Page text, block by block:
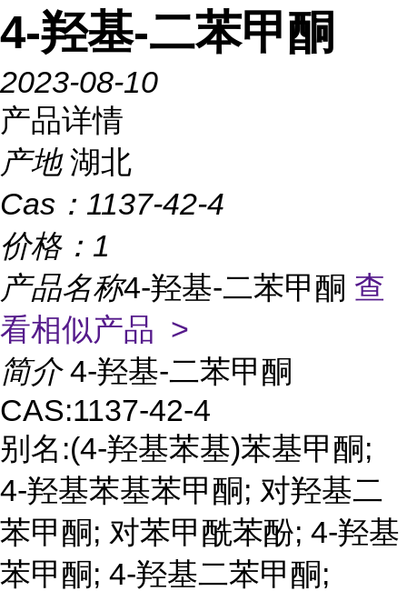
4-羟基-二苯甲酮
2023-08-10
产品详情
产地 湖北
Cas： 1137-42-4
价格： 1
产品名称4-羟基-二苯甲酮 查
看相似产品 >
简介 4-羟基-二苯甲酮
CAS:1137-42-4
别名:(4-羟基苯基)苯基甲酮;
4-羟基苯基苯甲酮; 对羟基二
苯甲酮; 对苯甲酰苯酚; 4-羟基
苯甲酮; 4-羟基二苯甲酮;